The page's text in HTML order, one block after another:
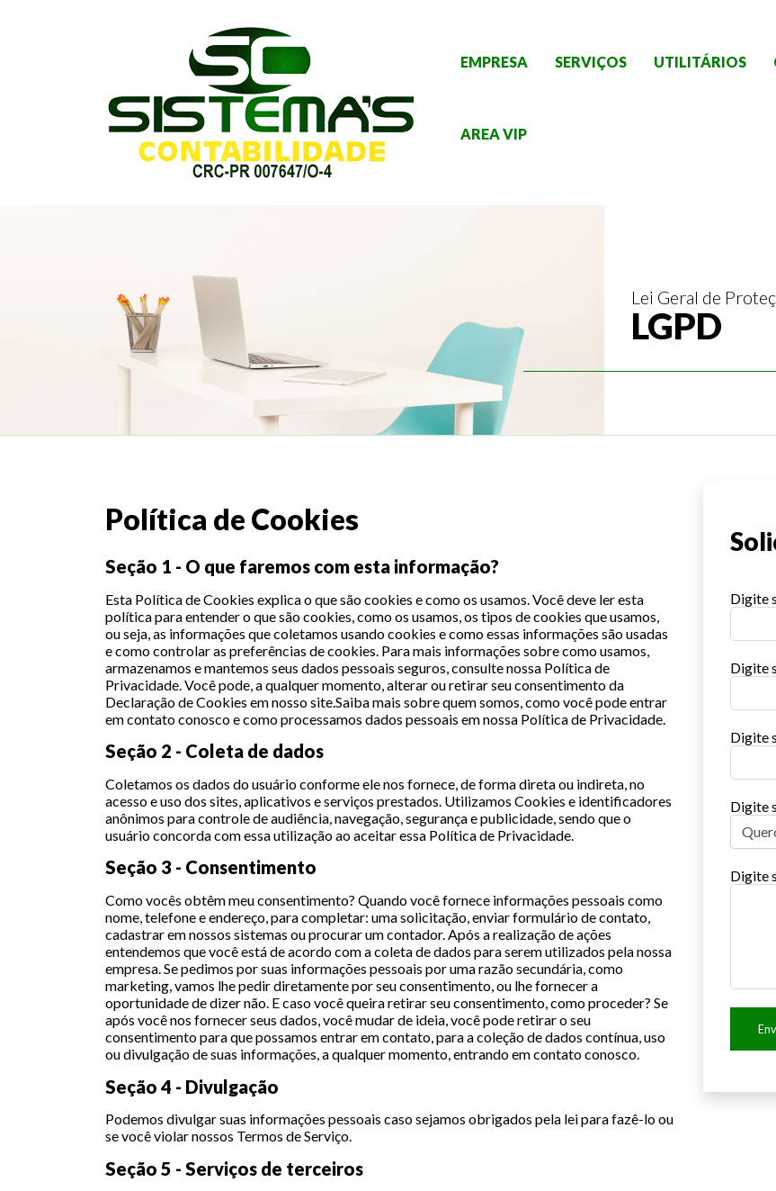
EMPRESA SERVIÇOS UTILITÁRIOS
AREA VIP
Lei Geral de
LGPD
Política de Cookies
Seção 1 - O que faremos com esta informação?
Esta Política de Cookies explica o que são cookies e como os usamos. Você deve ler esta
política para entender o que são cookies, como os usamos, os tipos de cookies que usamos,
ou seja, as informações que coletamos usando cookies e como essas informações são usadas
e como controlar as preferências de cookies. Para mais informações sobre como usamos,
armazenamos e mantemos seus dados pessoais seguros, consulte nossa Política de
Privacidade. Você pode, a qualquer momento, alterar ou retirar seu consentimento da
Declaração de Cookies em nosso site.Saiba mais sobre quem somos, como você pode entrar
em contato conosco e como processamos dados pessoais em nossa Política de Privacidade.
Seção 2 - Coleta de dados
Coletamos os dados do usuário conforme ele nos fornece, de forma direta ou indireta, no
acesso e uso dos sites, aplicativos e serviços prestados. Utilizamos Cookies e identificadores
anônimos para controle de audiência, navegação, segurança e publicidade, sendo que o
usuário concorda com essa utilização ao aceitar essa Política de Privacidade.
Seção 3 - Consentimento
Como vocês obtêm meu consentimento? Quando você fornece informações pessoais como
nome, telefone e endereço, para completar: uma solicitação, enviar formulário de contato,
cadastrar em nossos sistemas ou procurar um contador. Após a realização de ações
entendemos que você está de acordo com a coleta de dados para serem utilizados pela nossa
empresa. Se pedimos por suas informações pessoais por uma razão secundária, como
marketing, vamos lhe pedir diretamente por seu consentimento, ou lhe fornecer a
oportunidade de dizer não. E caso você queira retirar seu consentimento, como proceder? Se
após você nos fornecer seus dados, você mudar de ideia, você pode retirar o seu
consentimento para que possamos entrar em contato, para a coleção de dados contínua, uso
ou divulgação de suas informações, a qualquer momento, entrando em contato conosco.
Seção 4 - Divulgação
Podemos divulgar suas informações pessoais caso sejamos obrigados pela lei para fazê-lo ou
se você violar nossos Termos de Serviço.
Seção 5 - Serviços de terceiros
Digite
Digite
Digite
Digite
Digite